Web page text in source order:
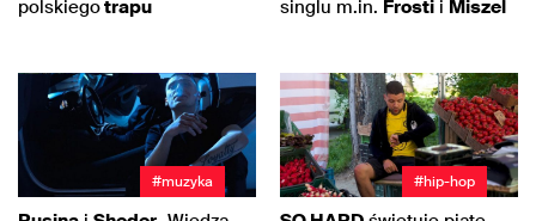
polskiegotrapu
singlu m.in. Frosti i Miszel
#muzyka #hip-hop